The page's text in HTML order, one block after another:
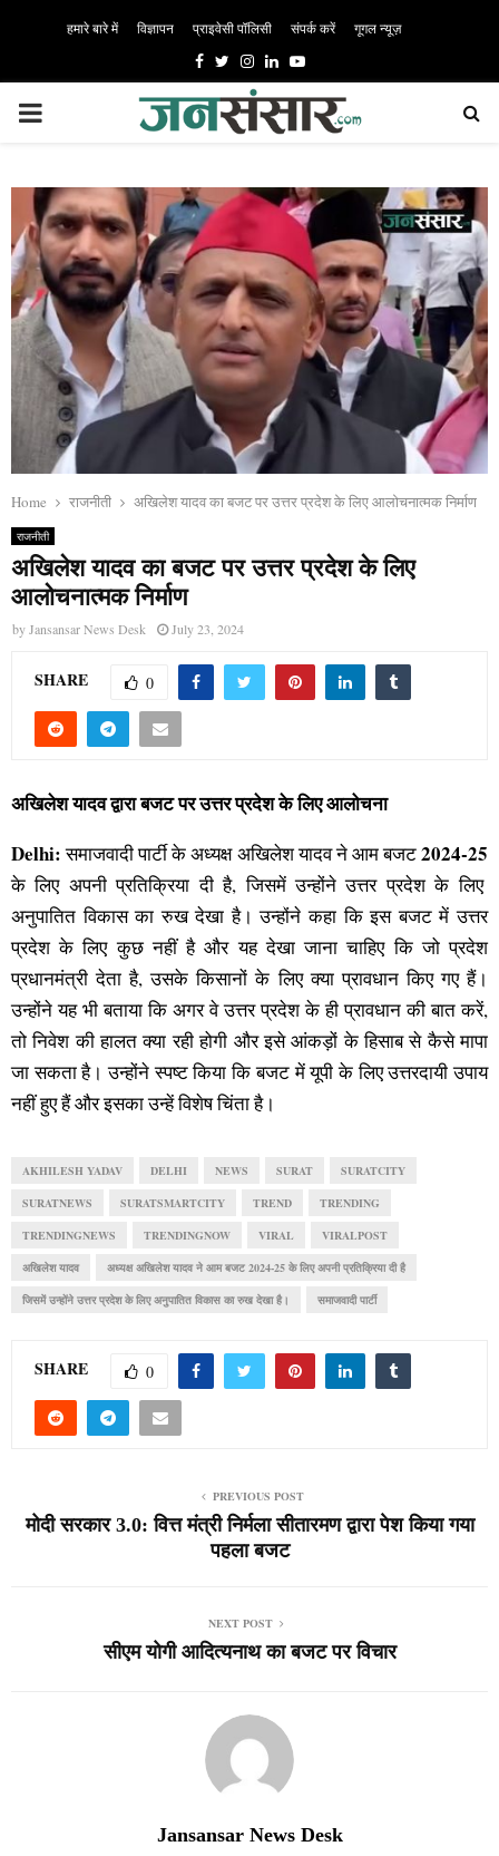
हमारे बारे में विज्ञापन प्राइवेसी पॉलिसी संपर्क करें गूगल न्यूज़
Facebook
TwitterInstagram
LinkedinYoutube
PRIMARY
Home राजनीती अखिलेश यादव का बजट पर उत्तर प्रदेश के लिए आलोचनात्मक निर्माण
राजनीती
अखिलेश यादव का बजट पर उत्तर प्रदेश के लिए
आलोचनात्मक निर्माण
byJansansar News Desk July 23, 2024
SHARE 0
अखिलेश यादव द्वारा बजट पर उत्तर प्रदेश के लिए आलोचना
Delhi:समाजवादी पार्टी के अध्यक्ष अखिलेश यादव ने आम बजट2024-25
के लिए अपनी प्रतिक्रिया दी है, जिसमें उन्होंने उत्तर प्रदेश के लिए
अनुपातित विकास का रुख देखा है। उन्होंने कहा कि इस बजट में उत्तर
प्रदेश के लिए कुछ नहीं है और यह देखा जाना चाहिए कि जो प्रदेश
प्रधानमंत्री देता है, उसके किसानों के लिए क्या प्रावधान किए गए हैं।
उन्होंने यह भी बताया कि अगर वे उत्तर प्रदेश के ही प्रावधान की बात करें,
तो निवेश की हालत क्या रही होगी और इसे आंकड़ों के हिसाब से कैसे मापा
जा सकता है। उन्होंने स्पष्ट किया कि बजट में यूपी के लिए उत्तरदायी उपाय
नहीं हुए हैं और इसका उन्हें विशेष चिंता है।
AKHILESH YADAV DELHI NEWS SURAT SURATCITY
SURATNEWS SURATSMARTCITY TREND TRENDING
TRENDINGNEWS TRENDINGNOW VIRAL VIRALPOST
अखिलेश यादव अध्यक्ष अखिलेश यादव ने आम बजट 2024-25 के लिए अपनी प्रतिक्रिया दी है
जिसमें उन्होंने उत्तर प्रदेश के लिए अनुपातित विकास का रुख देखा है। समाजवादी पार्टी
SHARE 0
PREVIOUS POST
मोदी सरकार 3.0: वित्त मंत्री निर्मला सीतारमण द्वारा पेश किया गया
पहला बजट
NEXT POST
सीएम योगी आदित्यनाथ का बजट पर विचार
Jansansar News Desk